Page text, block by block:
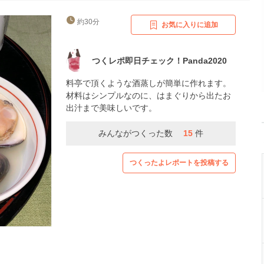
約30分 お気に入りに追加
つくレポ即日チェック！Panda2020
料亭で頂くような酒蒸しが簡単に作れます。
材料はシンプルなのに、はまぐりから出たお
出汁まで美味しいです。
みんながつくった数 15 件
つくったよレポートを投稿する